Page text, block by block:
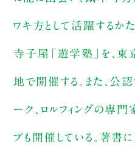
ワキ方として活躍するか
寺子屋「遊学塾」を、東
地で開催する。また、公
ーク、ロルフィングの専門
プも開催している。著書